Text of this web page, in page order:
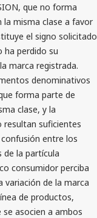
que no forma
misma clase a favor
el signo solicitado
ha perdido su
marca registrada.
denominativos
forma parte de
clase, y la
resultan suficientes
entre los
de la partícula
consumidor perciba
de la marca
de productos,
se asocien a ambos